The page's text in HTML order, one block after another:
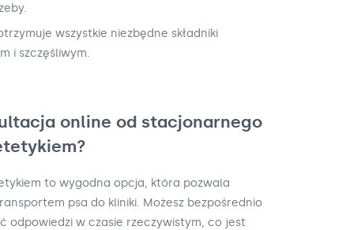
wszystkie niezbędne składniki
i szczęśliwym.
online od stacjonarnego
to wygodna opcja, która pozwala
psa do kliniki. Możesz bezpośrednio
odpowiedzi w czasie rzeczywistym, co jest